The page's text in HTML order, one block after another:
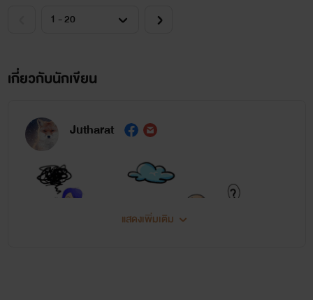
เกี่ยวกับนักเขียน
Jutharat
แสดงเพิ่มเติม